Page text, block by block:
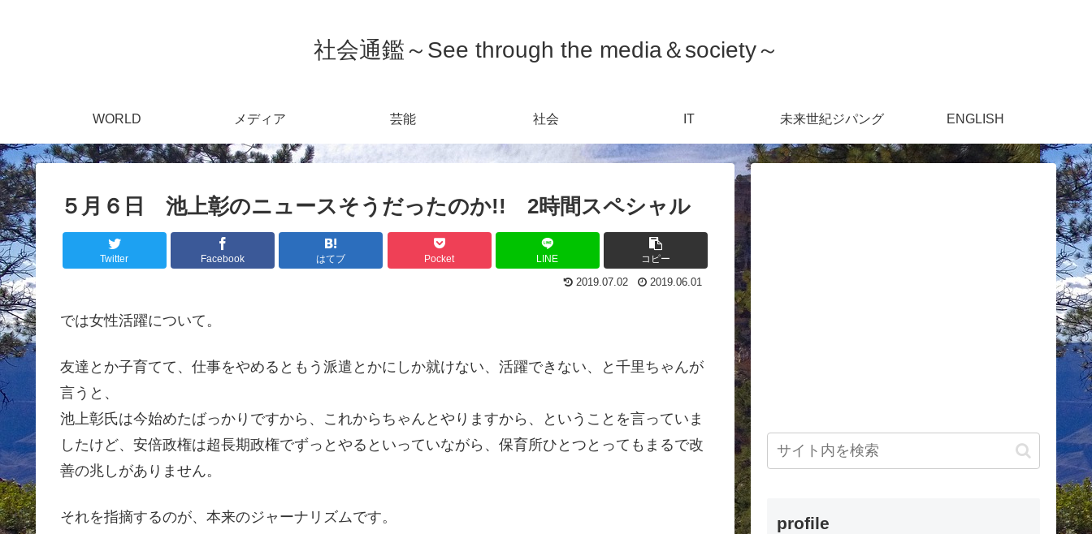
社会通鑑～See through the media＆society～
WORLD メディア 芸能 社会 IT 未来世紀ジパング ENGLISH
５月６日 池上彰のニュースそうだったのか!! 2時間スペシャル
Twitter Facebook はてブ Pocket LINE コピー
2019.07.02 2019.06.01
では女性活躍について。
友達とか子育てて、仕事をやめるともう派遣とかにしか就けない、活躍できない、と千里ちゃんが
言うと、
池上彰氏は今始めたばっかりですから、これからちゃんとやりますから、ということを言っていま
したけど、安倍政権は超長期政権でずっとやるといっていながら、保育所ひとつとってもまるで改
善の兆しがありません。
それを指摘するのが、本来のジャーナリズムです。
profile